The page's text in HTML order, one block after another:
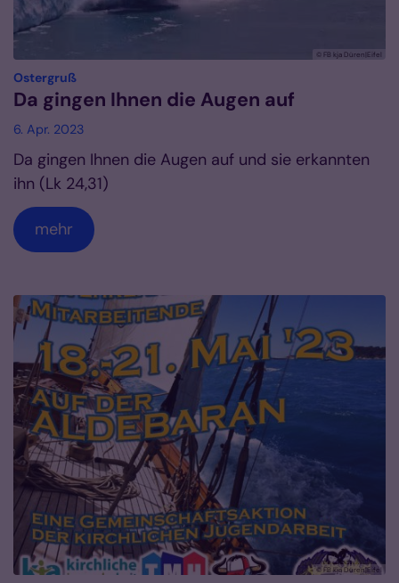
© FB kja Düren|Eifel
Ostergruß:
Da gingen Ihnen die Augen auf
6. Apr. 2023
Da gingen Ihnen die Augen auf und sie erkannten
ihn (Lk 24,31)
mehr
© FB kja Düren|Eifel